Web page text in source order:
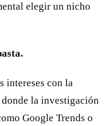
elegir un nicho
intereses con la
donde la investigación
Google Trends o